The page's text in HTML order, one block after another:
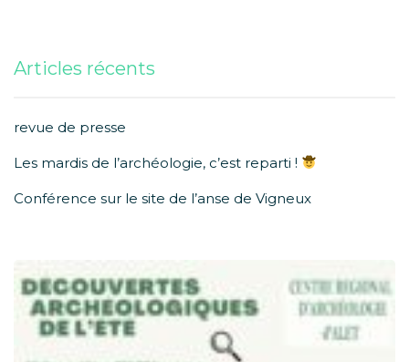
Articles récents
revue de presse
Les mardis de l’archéologie, c’est reparti !
Conférence sur le site de l’anse de Vigneux